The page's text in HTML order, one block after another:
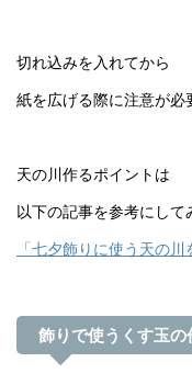
切れ込みを入れてから
紙を広げる際に注意が必
天の川作るポイントは
以下の記事を参考にして
「七夕飾りに使う天の
飾りで使うくす玉の